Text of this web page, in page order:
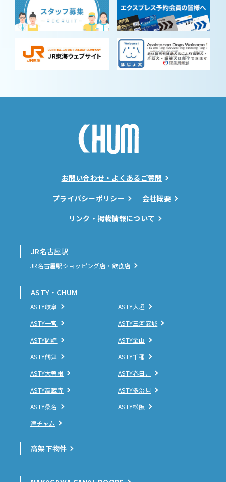
お問い合わせ・よくあるご質問
プライバシーポリシー
会社概要
リンク・掲載情報について
JR名古屋駅
JR名古屋駅ショッピング店・飲食店
ASTY・CHUM
ASTY岐阜
ASTY大垣
ASTY一宮
ASTY三河安城
ASTY岡崎
ASTY金山
ASTY鶴舞
ASTY千種
ASTY大曽根
ASTY春日井
ASTY高蔵寺
ASTY多治見
ASTY桑名
ASTY松阪
津チャム
高架下物件